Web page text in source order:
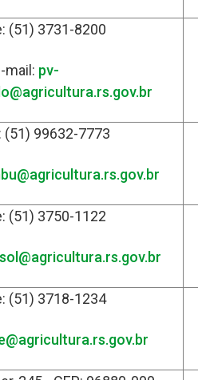
(51) 3731-8200
mail: pv-
(51) 99632-7773
(51) 3750-1122
(51) 3718-1234